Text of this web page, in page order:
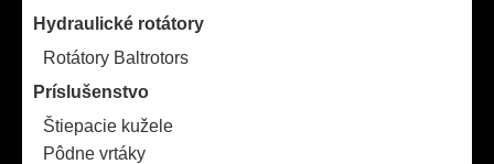
Hydraulické rotátory
Rotátory Baltrotors
Príslušenstvo
Štiepacie kužele
Pôdne vrtáky